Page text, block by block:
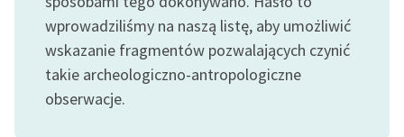
wprowadziliśmy na naszą listę, aby umożliwić
wskazanie fragmentów pozwalających czynić
takie archeologiczno-antropologiczne
obserwacje.